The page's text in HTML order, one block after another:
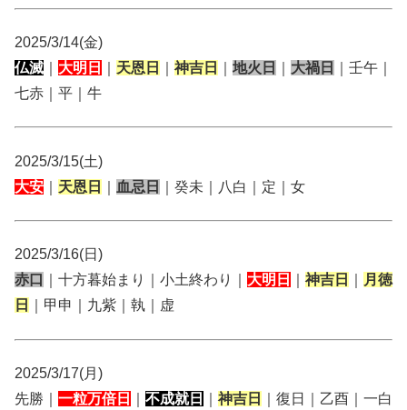
2025/3/14(金)
仏滅
大明日 天恩日 神吉日 地火日 大禍日
｜壬午｜
七赤｜平｜牛
2025/3/15(土)
大安
天恩日 血忌日 ｜癸未｜八白｜定｜女
2025/3/16(日)
赤口
｜十方暮始まり｜小土終わり｜ 大明日 神吉日
月徳
日
｜甲申｜九紫｜執｜虚
2025/3/17(月)
先勝｜ 一粒万倍日 不成就日 神吉日 ｜復日｜乙酉｜一白